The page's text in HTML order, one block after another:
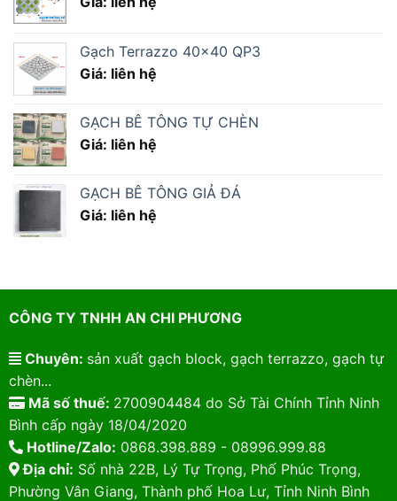
Gạch Terrazzo 40×40 QP3
Giá: liên hệ
GẠCH BÊ TÔNG TỰ CHÈN
Giá: liên hệ
GẠCH BÊ TÔNG GIẢ ĐÁ
Giá: liên hệ
CÔNG TY TNHH AN CHI PHƯƠNG
Chuyên: sản xuất gạch block, gạch terrazzo, gạch tự
chèn...
Mã số thuế: 2700904484 do Sở Tài Chính Tỉnh Ninh
Bình cấp ngày 18/04/2020
Hotline/Zalo: 0868.398.889 - 08996.999.88
Địa chỉ: Số nhà 22B, Lý Tự Trọng, Phố Phúc Trọng,
Phường Vân Giang, Thành phố Hoa Lư, Tỉnh Ninh Bình